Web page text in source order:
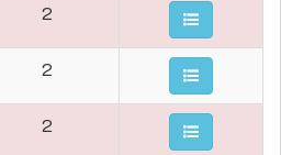
2
2
2